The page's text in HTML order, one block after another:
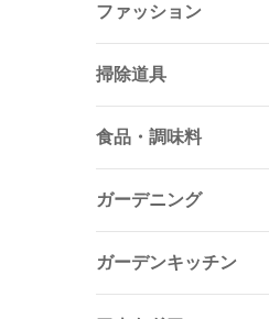
ファッション
掃除道具
食品・調味料
ガーデニング
ガーデンキッチン